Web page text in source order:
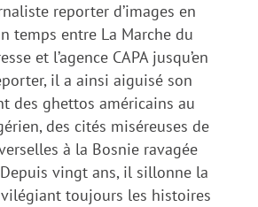
reporter d’images en
temps entre La Marche du
et l’agence CAPA jusqu’en
il a ainsi aiguisé son
des ghettos américains au
des cités miséreuses de
à la Bosnie ravagée
vingt ans, il sillonne la
toujours les histoires